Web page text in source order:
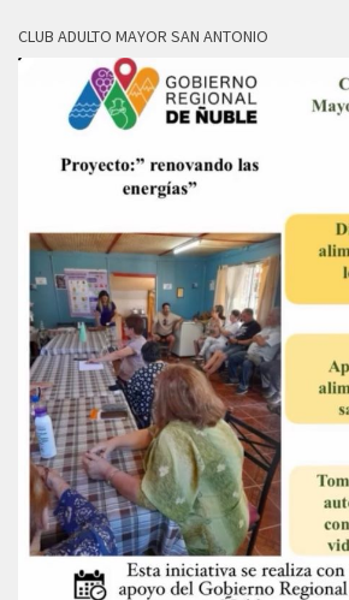
CLUB ADULTO MAYOR SAN ANTONIO